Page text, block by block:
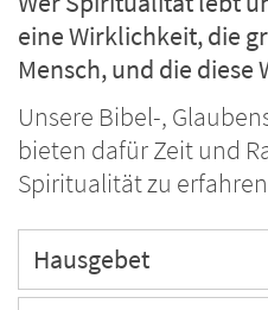
eine Wirklichkeit, die
Mensch, und die diese
Unsere Bibel-,
bieten dafür Zeit und
Spiritualität zu
Hausgebet